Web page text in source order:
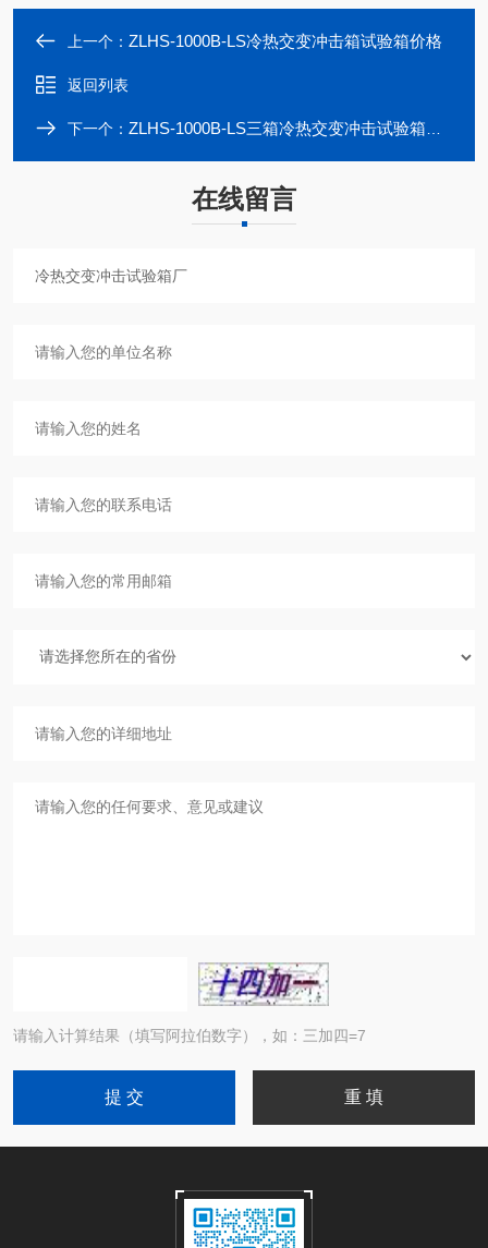
上一个： ZLHS-1000B-LS冷热交变冲击箱试验箱价格
返回列表
下一个： ZLHS-1000B-LS三箱冷热交变冲击试验箱厂家
在线留言
请输入计算结果（填写阿拉伯数字），如：三加四=7